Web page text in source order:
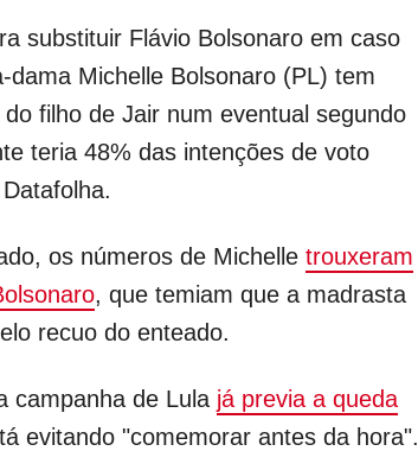
substituir Flávio Bolsonaro em caso
Michelle Bolsonaro (PL) tem
filho de Jair num eventual segundo
teria 48% das intenções de voto
os números de Michelle trouxeram
, que temiam que a madrasta
recuo do enteado.
campanha de Lula já previa a queda
evitando "comemorar antes da hora".